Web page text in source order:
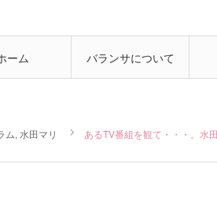
ーム バランサについて
ム, 水田マリ あるTV番組を観て・・・。水